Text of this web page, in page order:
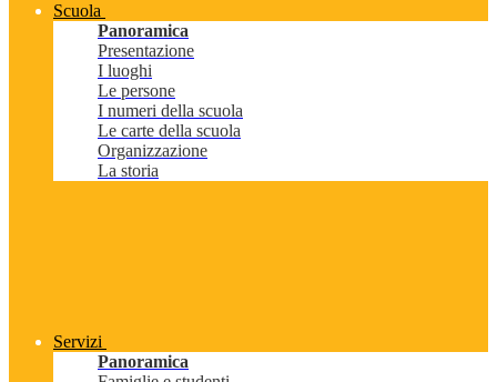
Scuola
Panoramica
Presentazione
I luoghi
Le persone
I numeri della scuola
Le carte della scuola
Organizzazione
La storia
Servizi
Panoramica